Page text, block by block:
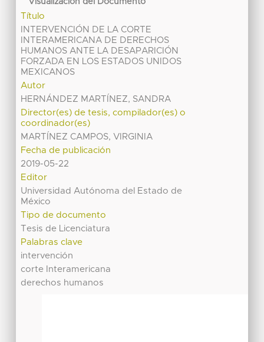
Título
INTERVENCIÓN DE LA CORTE
INTERAMERICANA DE DERECHOS
HUMANOS ANTE LA DESAPARICIÓN
FORZADA EN LOS ESTADOS UNIDOS
MEXICANOS
Autor
HERNÁNDEZ MARTÍNEZ, SANDRA
Director(es) de tesis, compilador(es) o
coordinador(es)
MARTÍNEZ CAMPOS, VIRGINIA
Fecha de publicación
2019-05-22
Editor
Universidad Autónoma del Estado de
México
Tipo de documento
Tesis de Licenciatura
Palabras clave
intervención
corte Interamericana
derechos humanos